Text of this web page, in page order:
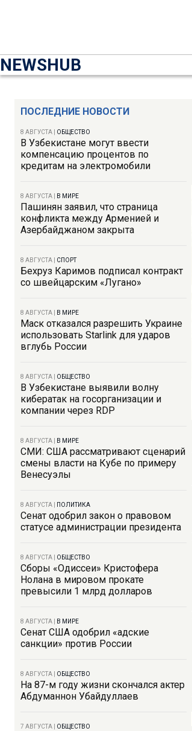
NEWSHUB
ПОСЛЕДНИЕ НОВОСТИ
8 АВГУСТА ОБЩЕСТВО
В Узбекистане могут ввести
компенсацию процентов по
кредитам на электромобили
8 АВГУСТА В МИРЕ
Пашинян заявил, что страница
конфликта между Арменией и
Азербайджаном закрыта
8 АВГУСТА СПОРТ
Бехруз Каримов подписал контракт
со швейцарским «Лугано»
8 АВГУСТА В МИРЕ
Маск отказался разрешить Украине
использовать Starlink для ударов
вглубь России
8 АВГУСТА ОБЩЕСТВО
В Узбекистане выявили волну
кибератак на госорганизации и
компании через RDP
8 АВГУСТА В МИРЕ
СМИ: США рассматривают сценарий
смены власти на Кубе по примеру
Венесуэлы
8 АВГУСТА ПОЛИТИКА
Сенат одобрил закон о правовом
статусе администрации президента
8 АВГУСТА ОБЩЕСТВО
Сборы «Одиссеи» Кристофера
Нолана в мировом прокате
превысили 1 млрд долларов
8 АВГУСТА В МИРЕ
Сенат США одобрил «адские
санкции» против России
8 АВГУСТА ОБЩЕСТВО
На 87-м году жизни скончался актер
Абдуманнон Убайдуллаев
7 АВГУСТА ОБЩЕСТВО